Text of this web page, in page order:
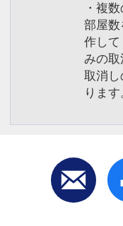
・複
部屋
作し
みの
取消
ります